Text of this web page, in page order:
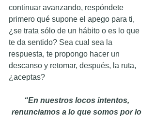
continuar avanzando, respóndete
primero qué supone el apego para ti,
¿se trata sólo de un hábito o es lo que
te da sentido? Sea cual sea la
respuesta, te propongo hacer un
descanso y retomar, después, la ruta,
¿aceptas?
“En nuestros locos intentos,
renunciamos a lo que somos por lo